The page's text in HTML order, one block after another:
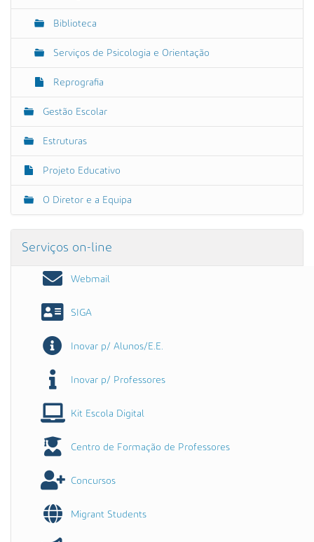
Biblioteca
Serviços de Psicologia e Orientação
Reprografia
Gestão Escolar
Estruturas
Projeto Educativo
O Diretor e a Equipa
Serviços on-line
Webmail
SIGA
Inovar p/ Alunos/E.E.
Inovar p/ Professores
Kit Escola Digital
Centro de Formação de Professores
Concursos
Migrant Students